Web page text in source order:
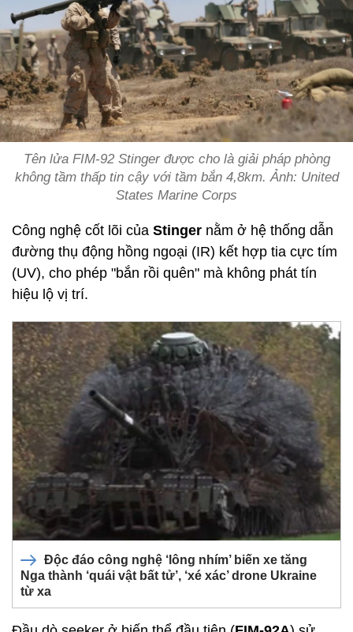
Tên lửa FIM-92 Stinger được cho là giải pháp phòng
không tầm thấp tin cậy với tầm bắn 4,8km. Ảnh: United
States Marine Corps
Công nghệ cốt lõi của Stinger nằm ở hệ thống dẫn
đường thụ động hồng ngoại (IR) kết hợp tia cực tím
(UV), cho phép "bắn rồi quên" mà không phát tín
hiệu lộ vị trí.
Độc đáo công nghệ ‘lông nhím’ biến xe tăng
Nga thành ‘quái vật bất tử’, ‘xé xác’ drone Ukraine
từ xa